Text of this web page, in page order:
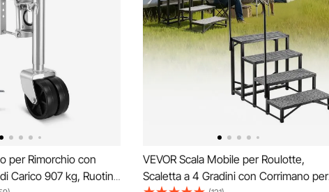
per Rimorchio con
Carico 907 kg, Ruotino
VEVOR Scala Mobile per Roulotte,
Scaletta a 4 Gradini con Corrimano per